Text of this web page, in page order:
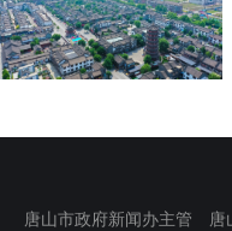
唐山市政府新闻办主管 唐